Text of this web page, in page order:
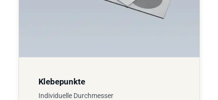
Klebepunkte
Individuelle Durchmesser